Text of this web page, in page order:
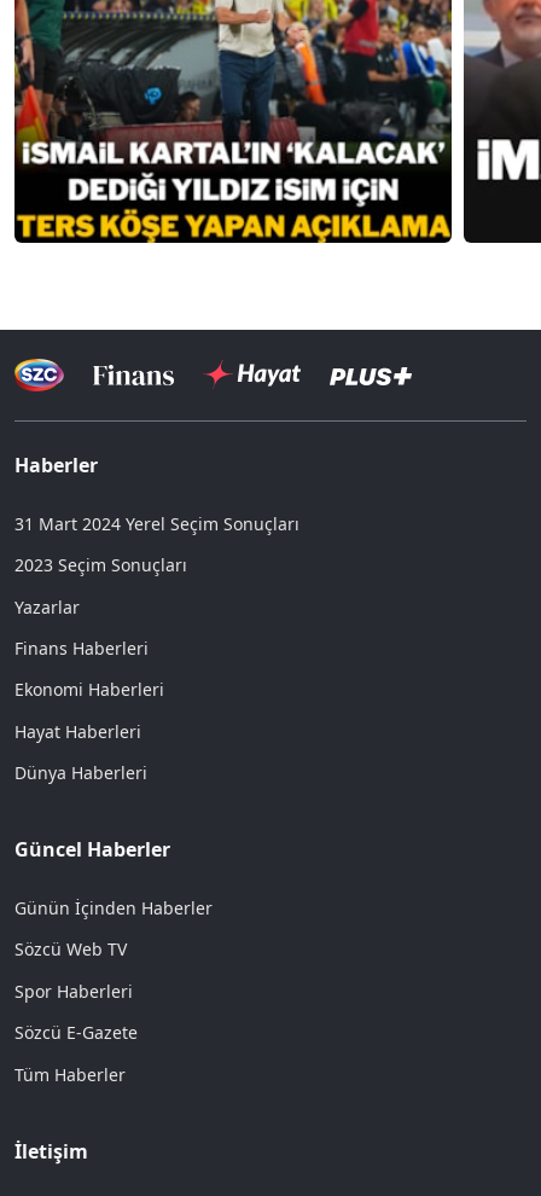
Haberler
31 Mart 2024 Yerel Seçim Sonuçları
2023 Seçim Sonuçları
Yazarlar
Finans Haberleri
Ekonomi Haberleri
Hayat Haberleri
Dünya Haberleri
Güncel Haberler
Günün İçinden Haberler
Sözcü Web TV
Spor Haberleri
Sözcü E-Gazete
Tüm Haberler
İletişim